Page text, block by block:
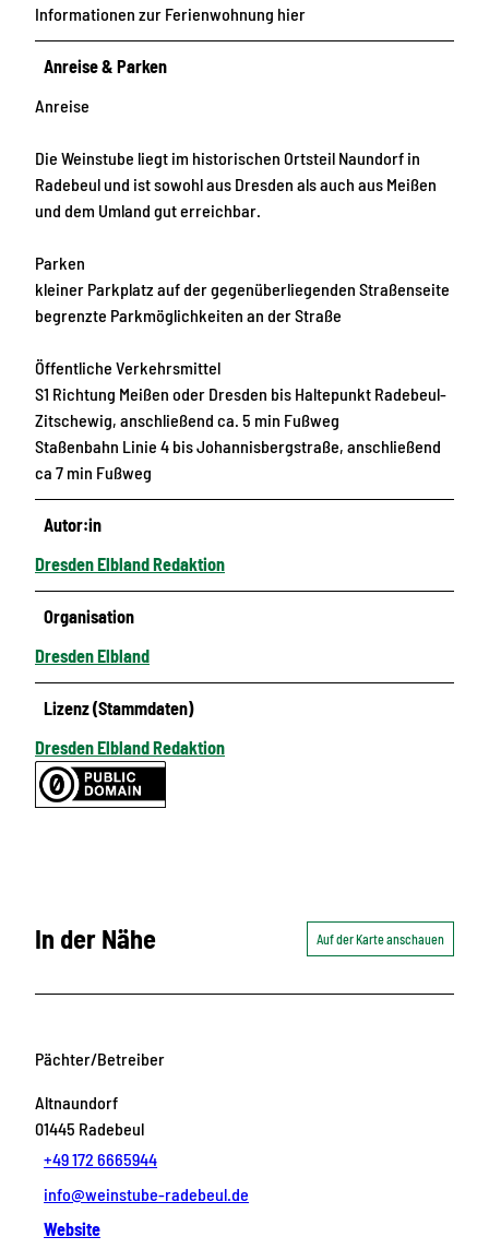
Informationen zur Ferienwohnung hier
Anreise & Parken
Anreise
Die Weinstube liegt im historischen Ortsteil Naundorf in
Radebeul und ist sowohl aus Dresden als auch aus Meißen
und dem Umland gut erreichbar.
Parken
kleiner Parkplatz auf der gegenüberliegenden Straßenseite
begrenzte Parkmöglichkeiten an der Straße
Öffentliche Verkehrsmittel
S1 Richtung Meißen oder Dresden bis Haltepunkt Radebeul-
Zitschewig, anschließend ca. 5 min Fußweg
Staßenbahn Linie 4 bis Johannisbergstraße, anschließend
ca 7 min Fußweg
Autor:in
Dresden Elbland Redaktion
Organisation
Dresden Elbland
Lizenz (Stammdaten)
Dresden Elbland Redaktion
In der Nähe Auf der Karte anschauen
Pächter/Betreiber
Altnaundorf
01445 Radebeul
+49 172 6665944
info@weinstube-radebeul.de
Website